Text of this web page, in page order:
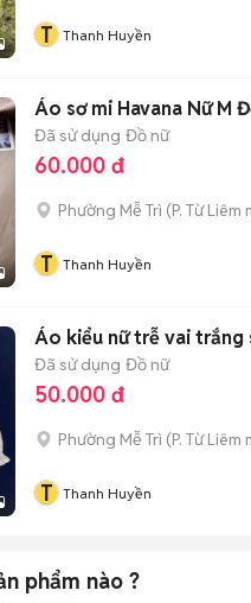
T Thanh Huyền
Áo sơ mi Havana Nữ M
Đã sử dụng Đồ nữ
60.000 đ
Phường Mễ Trì (P. Từ Liêm
T Thanh Huyền
Áo kiểu nữ trễ vai trắng
Đã sử dụng Đồ nữ
50.000 đ
Phường Mễ Trì (P. Từ Liêm
T Thanh Huyền
phẩm nào ?